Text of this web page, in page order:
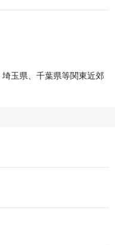
玉県、千葉県等関東近郊